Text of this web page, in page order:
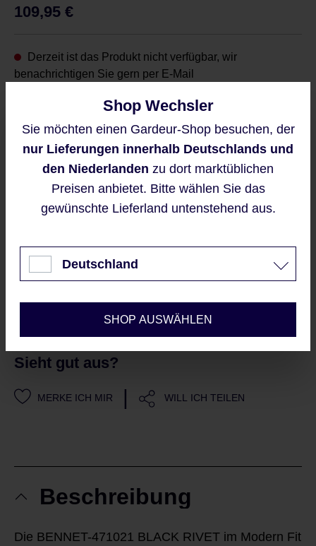
Regulärer Preis:
109,95 €
Derzeit ist das Produkt nicht verfügbar, wir
benachrichtigen Sie gern per E-Mail
Benachrichtigen Sie mich
Diese Seite ist durch reCAPTCHA
geschützt und es gelten die
Datenschutzrichtlinieund
Mit dem Senden Ihrer E-
Mailadresse, erklären Sie sich
automatisch mit unserenAGBs
einverstanden
Sieht gut aus?
MERKE ICH MIR | WILL ICH TEILEN
Beschreibung
Die BENNET-471021 BLACK RIVET im Modern Fit
Shop Wechsler
Sie möchten einen Gardeur-Shop besuchen, der
nur Lieferungen innerhalb Deutschlands und
den Niederlanden zu dort marktüblichen
Preisen anbietet. Bitte wählen Sie das
gewünschte Lieferland untenstehend aus.
Deutschland
SHOP AUSWÄHLEN
Diese Website verwendet Cookies,
um eine bestmögliche Erfahrung
bieten zu können.